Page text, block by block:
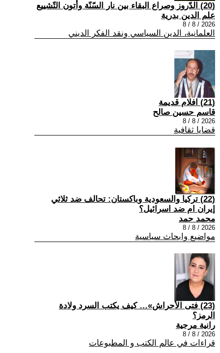
(20) الدّروز وصراع البقاء بين نار السّنّة وأتون التّشييع
علم الدين بدرية
2026 / 8 / 8
العلمانية، الدين السياسي ونقد الفكر الديني
(21) افلام قديمة
قاسم حسين صالح
2026 / 8 / 8
قضايا ثقافية
(22) تركيا والسعودية وباكستان: تحالف ضد ثلاثي
إيران ام ضد اسرائيل؟
محمد حمد
2026 / 8 / 8
مواضيع وابحاث سياسية
(23) فتى الأحراش»… كيف يكتب السرد ولادة
الرمز؟
رانية مرجية
2026 / 8 / 8
قراءات في عالم الكتب و المطبوعات